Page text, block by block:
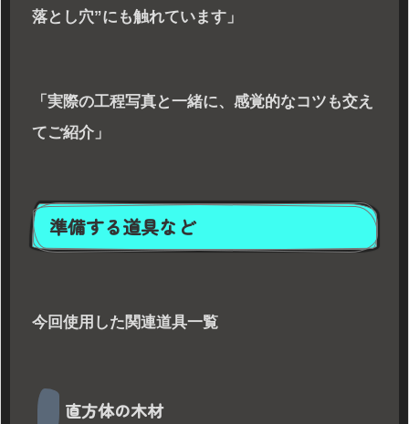
落とし穴”にも触れています」
「実際の工程写真と一緒に、感覚的なコツも交え
てご紹介」
準備する道具など
今回使用した関連道具一覧
直方体の木材